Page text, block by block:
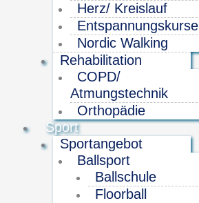
Herz/ Kreislauf
Entspannungskurse
Nordic Walking
Rehabilitation
COPD/
Atmungstechnik
Orthopädie
Sport
Sportangebot
Ballsport
Ballschule
Floorball